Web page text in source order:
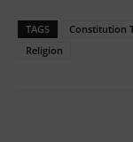
TAGS Constitution
Religion